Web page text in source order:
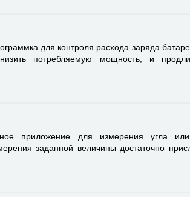
для контроля расхода заряда
потребляемую мощность, и
приложение для измерения угла или
заданной величины достаточно